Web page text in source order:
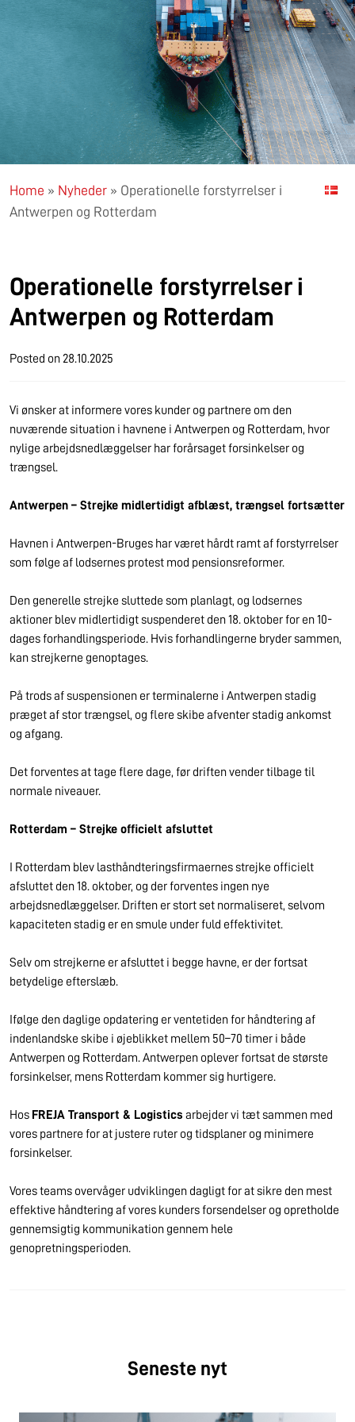
Home » Nyheder » Operationelle forstyrrelser i
Antwerpen og Rotterdam
Operationelle forstyrrelser i
Antwerpen og Rotterdam
Posted on 28.10.2025
Vi ønsker at informere vores kunder og partnere om den
nuværende situation i havnene i Antwerpen og Rotterdam, hvor
nylige arbejdsnedlæggelser har forårsaget forsinkelser og
trængsel.
Antwerpen – Strejke midlertidigt afblæst, trængsel fortsætter
Havnen i Antwerpen-Bruges har været hårdt ramt af forstyrrelser
som følge af lodsernes protest mod pensionsreformer.
Den generelle strejke sluttede som planlagt, og lodsernes
aktioner blev midlertidigt suspenderet den 18. oktober for en 10-
dages forhandlingsperiode. Hvis forhandlingerne bryder sammen,
kan strejkerne genoptages.
På trods af suspensionen er terminalerne i Antwerpen stadig
præget af stor trængsel, og flere skibe afventer stadig ankomst
og afgang.
Det forventes at tage flere dage, før driften vender tilbage til
normale niveauer.
Rotterdam – Strejke officielt afsluttet
I Rotterdam blev lasthåndteringsfirmaernes strejke officielt
afsluttet den 18. oktober, og der forventes ingen nye
arbejdsnedlæggelser. Driften er stort set normaliseret, selvom
kapaciteten stadig er en smule under fuld effektivitet.
Selv om strejkerne er afsluttet i begge havne, er der fortsat
betydelige efterslæb.
Ifølge den daglige opdatering er ventetiden for håndtering af
indenlandske skibe i øjeblikket mellem 50–70 timer i både
Antwerpen og Rotterdam. Antwerpen oplever fortsat de største
forsinkelser, mens Rotterdam kommer sig hurtigere.
Hos FREJA Transport & Logistics arbejder vi tæt sammen med
vores partnere for at justere ruter og tidsplaner og minimere
forsinkelser.
Vores teams overvåger udviklingen dagligt for at sikre den mest
effektive håndtering af vores kunders forsendelser og opretholde
gennemsigtig kommunikation gennem hele
genopretningsperioden.
Seneste nyt